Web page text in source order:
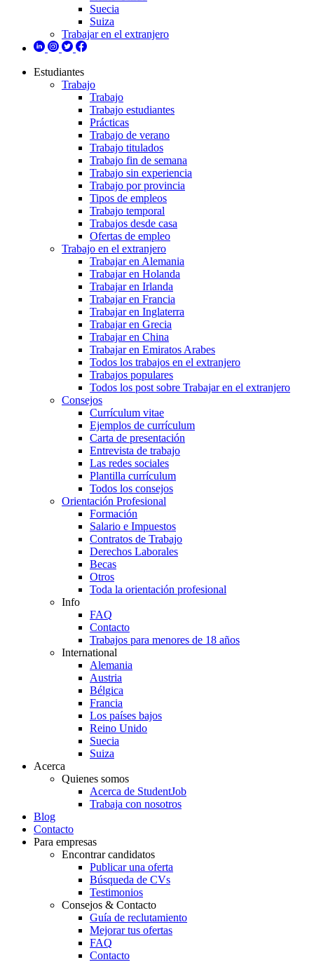
Suecia
Suiza
Trabajar en el extranjero
Estudiantes
Trabajo
Trabajo
Trabajo estudiantes
Prácticas
Trabajo de verano
Trabajo titulados
Trabajo fin de semana
Trabajo sin experiencia
Trabajo por provincia
Tipos de empleos
Trabajo temporal
Trabajos desde casa
Ofertas de empleo
Trabajo en el extranjero
Trabajar en Alemania
Trabajar en Holanda
Trabajar en Irlanda
Trabajar en Francia
Trabajar en Inglaterra
Trabajar en Grecia
Trabajar en China
Trabajar en Emiratos Arabes
Todos los trabajos en el extranjero
Trabajos populares
Todos los post sobre Trabajar en el extranjero
Consejos
Currículum vitae
Ejemplos de currículum
Carta de presentación
Entrevista de trabajo
Las redes sociales
Plantilla currículum
Todos los consejos
Orientación Profesional
Formación
Salario e Impuestos
Contratos de Trabajo
Derechos Laborales
Becas
Otros
Toda la orientación profesional
Info
FAQ
Contacto
Trabajos para menores de 18 años
International
Alemania
Austria
Bélgica
Francia
Los países bajos
Reino Unido
Suecia
Suiza
Acerca
Quienes somos
Acerca de StudentJob
Trabaja con nosotros
Blog
Contacto
Para empresas
Encontrar candidatos
Publicar una oferta
Búsqueda de CVs
Testimonios
Consejos & Contacto
Guía de reclutamiento
Mejorar tus ofertas
FAQ
Contacto